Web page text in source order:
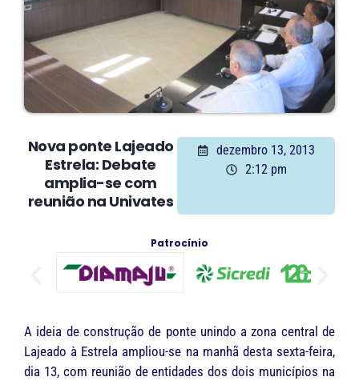
Nova ponte Lajeado
Estrela: Debate
amplia-se com
reunião na Univates
dezembro 13, 2013
2:12 pm
Patrocínio
A ideia de construção de ponte unindo a zona central de
Lajeado à Estrela ampliou-se na manhã desta sexta-feira,
dia 13, com reunião de entidades dos dois municípios na